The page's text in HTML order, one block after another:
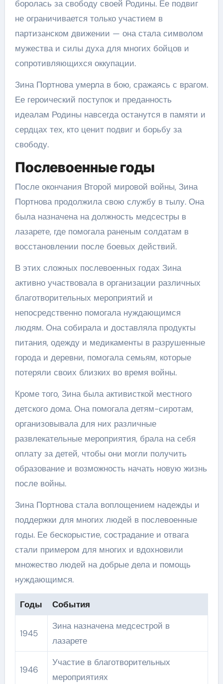
боролась за свободу своей Родины. Ее подвиг
не ограничивается только участием в
партизанском движении — она стала символом
мужества и силы духа для многих бойцов и
сопротивляющихся оккупации.
Зина Портнова умерла в бою, сражаясь с врагом.
Ее героический поступок и преданность
идеалам Родины навсегда останутся в памяти и
сердцах тех, кто ценит подвиг и борьбу за
свободу.
Послевоенные годы
После окончания Второй мировой войны, Зина
Портнова продолжила свою службу в тылу. Она
была назначена на должность медсестры в
лазарете, где помогала раненым солдатам в
восстановлении после боевых действий.
В этих сложных послевоенных годах Зина
активно участвовала в организации различных
благотворительных мероприятий и
непосредственно помогала нуждающимся
людям. Она собирала и доставляла продукты
питания, одежду и медикаменты в разрушенные
города и деревни, помогала семьям, которые
потеряли своих близких во время войны.
Кроме того, Зина была активисткой местного
детского дома. Она помогала детям-сиротам,
организовывала для них различные
развлекательные мероприятия, брала на себя
оплату за детей, чтобы они могли получить
образование и возможность начать новую жизнь
после войны.
Зина Портнова стала воплощением надежды и
поддержки для многих людей в послевоенные
годы. Ее бескорыстие, сострадание и отвага
стали примером для многих и вдохновили
множество людей на добрые дела и помощь
нуждающимся.
Годы События
1945
Зина назначена медсестрой в
лазарете
1946
Участие в благотворительных
мероприятиях